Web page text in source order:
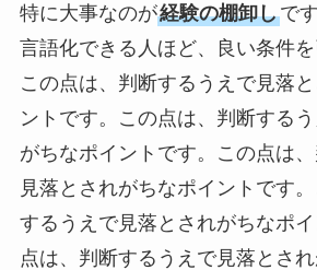
特に大事なのが経験の棚卸しで
言語化できる人ほど、良い条件を
この点は、判断するうえで見落
ントです。この点は、判断する
がちなポイントです。この点は
見落とされがちなポイントです
するうえで見落とされがちなポ
点は、判断するうえで見落とさ